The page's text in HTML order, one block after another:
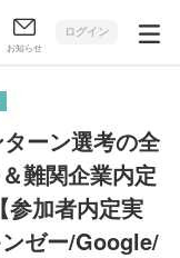
お知らせ
ログイン
ーン選考の全
難関企業内定
【参加者内定実
ゼー/Google/